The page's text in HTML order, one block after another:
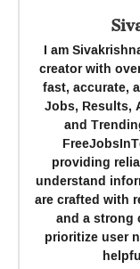
I am
creator with
fast, accurate,
Jobs, Results,
and
providing
understand
are crafted with
and a strong
prioritize user